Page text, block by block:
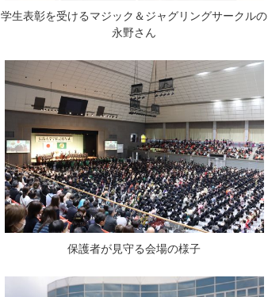
学生表彰を受けるマジック＆ジャグリングサークルの
永野さん
保護者が見守る会場の様子